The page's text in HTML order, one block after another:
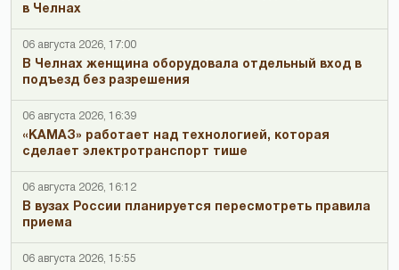
в Челнах
06 августа 2026, 17:00
В Челнах женщина оборудовала отдельный вход в
подъезд без разрешения
06 августа 2026, 16:39
«КАМАЗ» работает над технологией, которая
сделает электротранспорт тише
06 августа 2026, 16:12
В вузах России планируется пересмотреть правила
приема
06 августа 2026, 15:55